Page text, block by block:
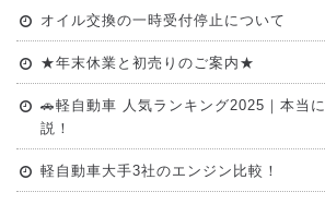
オイル交換の一時受付停止について
★年末休業と初売りのご案内★
🚗軽自動車 人気ランキング2025｜本当
説！
軽自動車大手3社のエンジン比較！